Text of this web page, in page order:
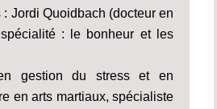
Jordi Quoidbach (docteur en
: le bonheur et les
gestion du stress et en
en arts martiaux, spécialiste